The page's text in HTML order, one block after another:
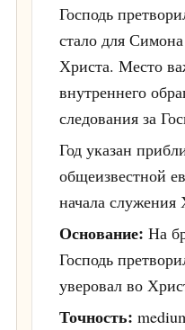
Господь
стало для
Христа. Место
внутреннего
следования за
Год указан
общеизвестной
начала служения
Основание: На
Господь
уверовал во
Точность: